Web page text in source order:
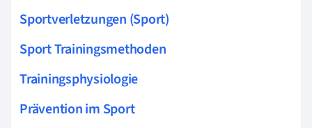
Sportverletzungen (Sport)
Sport Trainingsmethoden
Trainingsphysiologie
Prävention im Sport